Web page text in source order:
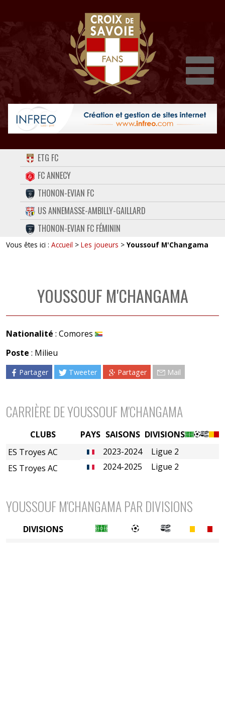
ACCUEIL
FORUM
CONTACT
FACEBOOK
TWITTER
ETG FC
FC ANNECY
THONON-EVIAN FC
US ANNEMASSE-AMBILLY-GAILLARD
THONON-EVIAN FC FÉMININ
Vous êtes ici : Accueil > Les joueurs > Youssouf M'Changama
YOUSSOUF M'CHANGAMA
Nationalité : Comores
Poste : Milieu
Partager Tweeter Partager Mail
CARRIÈRE DE YOUSSOUF M'CHANGAMA
PAYS SAISONS DIVISIONS
2023-2024
Ligue 2
2024-2025
Ligue 2
CLUBS
ES Troyes AC
ES Troyes AC
YOUSSOUF M'CHANGAMA PAR DIVISIONS
DIVISIONS